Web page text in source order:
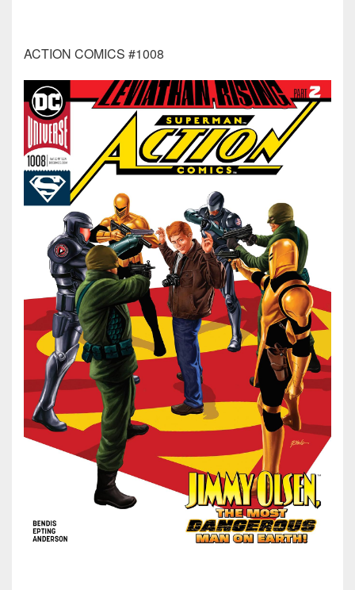
ACTION COMICS #1008